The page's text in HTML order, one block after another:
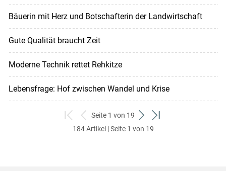
Bäuerin mit Herz und Botschafterin der Landwirtschaft
Gute Qualität braucht Zeit
Moderne Technik rettet Rehkitze
Lebensfrage: Hof zwischen Wandel und Krise
zum
ersten
zurück
zum
Seite 1 von 19
weiter
zum
zum
184 Artikel | Seite 1 von 19